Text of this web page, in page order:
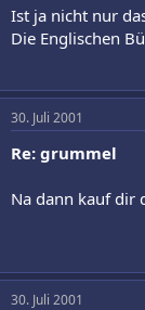
Ist ja nicht nur
Die Englischen
30. Juli 2001
Re: grummel
Na dann kauf dir
30. Juli 2001